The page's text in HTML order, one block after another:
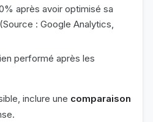
après avoir optimisé sa
: Google Analytics,
performé après les
inclure une comparaison